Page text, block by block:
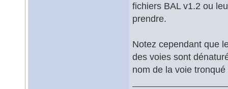
fichiers BAL v1.2 ou
prendre.
Notez cependant que
des voies sont
nom de la voie